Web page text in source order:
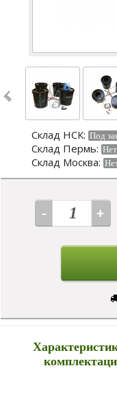
Склад НСК: Под
Склад Пермь:
Склад Москва: